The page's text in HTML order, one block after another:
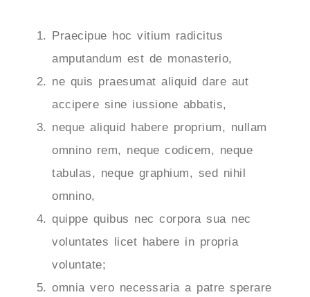
Praecipue hoc vitium radicitus
amputandum est de monasterio,
ne quis praesumat aliquid dare aut
accipere sine iussione abbatis,
neque aliquid habere proprium, nullam
omnino rem, neque codicem, neque
tabulas, neque graphium, sed nihil
omnino,
quippe quibus nec corpora sua nec
voluntates licet habere in propria
voluntate;
omnia vero necessaria a patre sperare